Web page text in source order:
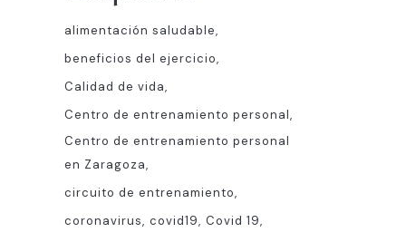
alimentación saludable
beneficios del ejercicio
Calidad de vida
Centro de entrenamiento personal
Centro de entrenamiento personal
en Zaragoza
circuito de entrenamiento
coronavirus covid19
Covid 19